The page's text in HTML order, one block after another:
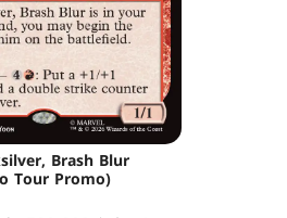
Brash Blur
Tour Promo)